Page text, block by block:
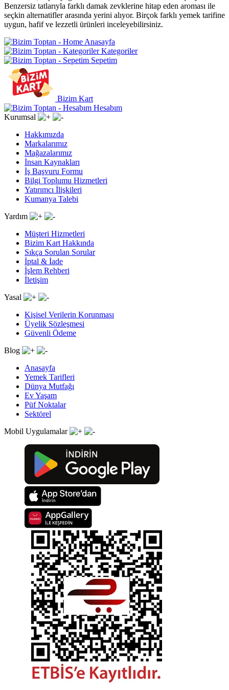
Benzersiz tatlarıyla farklı damak zevklerine hitap eden aroması ile
seçkin alternatifler arasında yerini alıyor. Birçok farklı yemek tarifine
uygun, hafif ve lezzetli ürünleri inceleyebilirsiniz.
Anasayfa
Kategoriler
Sepetim
Bizim Kart
Hesabım
Kurumsal
Hakkımızda
Markalarımız
Mağazalarımız
İnsan Kaynakları
İş Başvuru Formu
Bilgi Toplumu Hizmetleri
Yatırımcı İlişkileri
Kumanya Talebi
Yardım
Müşteri Hizmetleri
Bizim Kart Hakkında
Sıkça Sorulan Sorular
İptal & İade
İşlem Rehberi
İletişim
Yasal
Kişisel Verilerin Korunması
Üyelik Sözleşmesi
Güvenli Ödeme
Blog
Anasayfa
Yemek Tarifleri
Dünya Mutfağı
Ev Yaşam
Püf Noktalar
Sektörel
Mobil Uygulamalar